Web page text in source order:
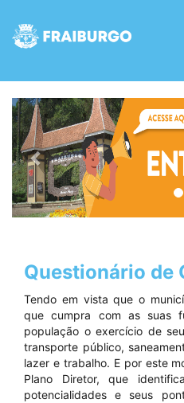
Anterior
Questionário de
Tendo em vista que o
que cumpra com as suas
população o exercício de
transporte público,
lazer e trabalho. E por este
Plano Diretor, que
potencialidades e seus